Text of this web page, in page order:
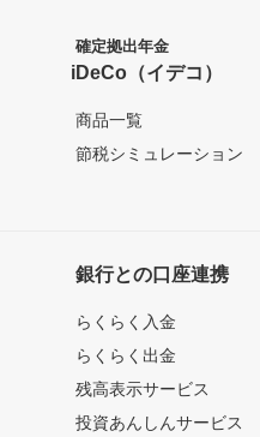
確定拠出年金
iDeCo（イデコ）
商品一覧
節税シミュレーション
銀行との口座連携
らくらく入金
らくらく出金
残高表示サービス
投資あんしんサービス